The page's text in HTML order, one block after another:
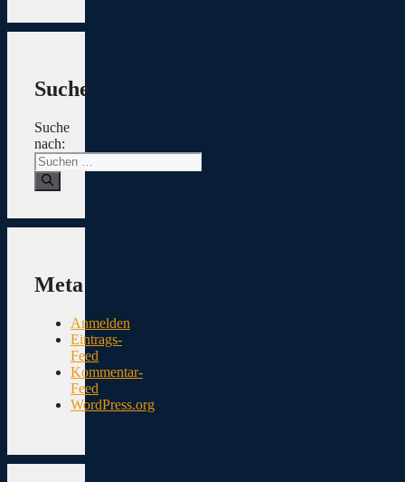
Suche
Suche
nach:
Meta
Anmelden
Eintrags-
Feed
Kommentar-
Feed
WordPress.org